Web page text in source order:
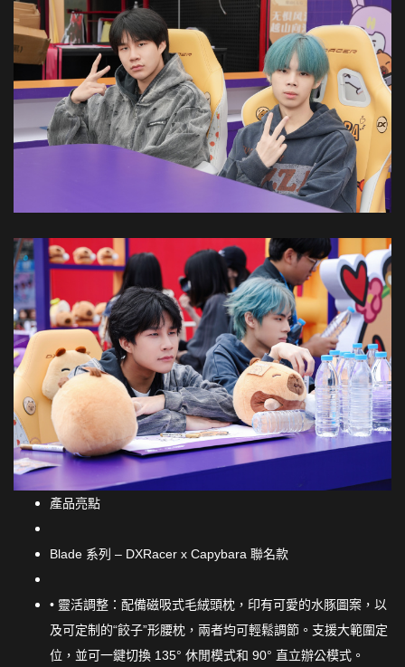
產品亮點
Blade 系列 – DXRacer x Capybara 聯名款
• 靈活調整：配備磁吸式毛絨頭枕，印有可愛的水豚圖案，以
及可定制的“餃子”形腰枕，兩者均可輕鬆調節。支援大範圍定
位，並可一鍵切換 135° 休閒模式和 90° 直立辦公模式。